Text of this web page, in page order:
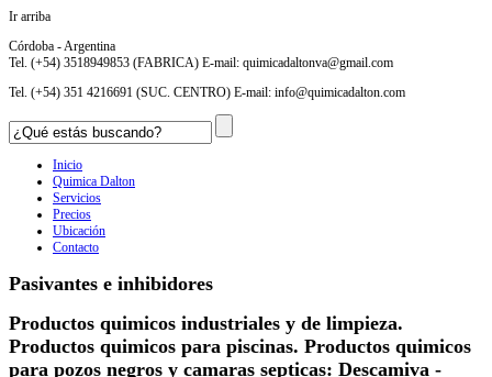
Ir arriba
Córdoba - Argentina
Tel. (+54) 3518949853 (FABRICA) E-mail: quimicadaltonva@gmail.com
Tel. (+54) 351 4216691 (SUC. CENTRO) E-mail: info@quimicadalton.com
Inicio
Quimica Dalton
Servicios
Precios
Ubicación
Contacto
Pasivantes e inhibidores
Productos quimicos industriales y de limpieza.
Productos quimicos para piscinas. Productos quimicos
para pozos negros y camaras septicas: Descamiva -